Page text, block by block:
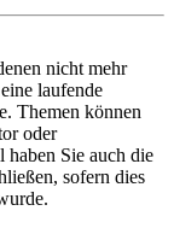
nicht mehr
laufende
Themen können
oder
Sie auch die
sofern dies